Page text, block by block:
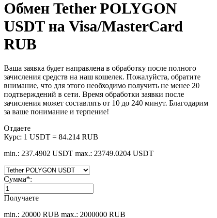
Обмен Tether POLYGON
USDT на Visa/MasterCard
RUB
Ваша заявка будет направлена в обработку после полного
зачисления средств на наш кошелек. Пожалуйста, обратите
внимание, что для этого необходимо получить не менее 20
подтверждений в сети. Время обработки заявки после
зачисления может составлять от 10 до 240 минут. Благодарим
за ваше понимание и терпение!
Отдаете
Курс: 1 USDT = 84.214 RUB
min.: 237.4902 USDT max.: 23749.0204 USDT
Сумма*:
Получаете
min.: 20000 RUB max.: 2000000 RUB